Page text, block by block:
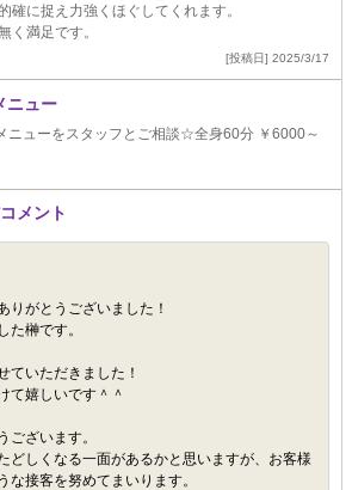
確に捉え力強くほぐしてくれます。
く満足です。
[投稿日] 2025/3/17
ニュー
ニューをスタッフとご相談☆全身60分 ￥6000～
メント
りがとうございました！
た榊です。
ていただきました！
て嬉しいです＾＾
ございます。
どしくなる一面があるかと思いますが、お客様
な接客を努めてまいります。